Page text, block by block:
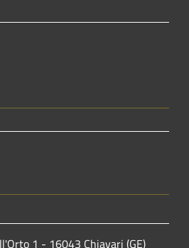
1 - 16043 Chiavari (GE)